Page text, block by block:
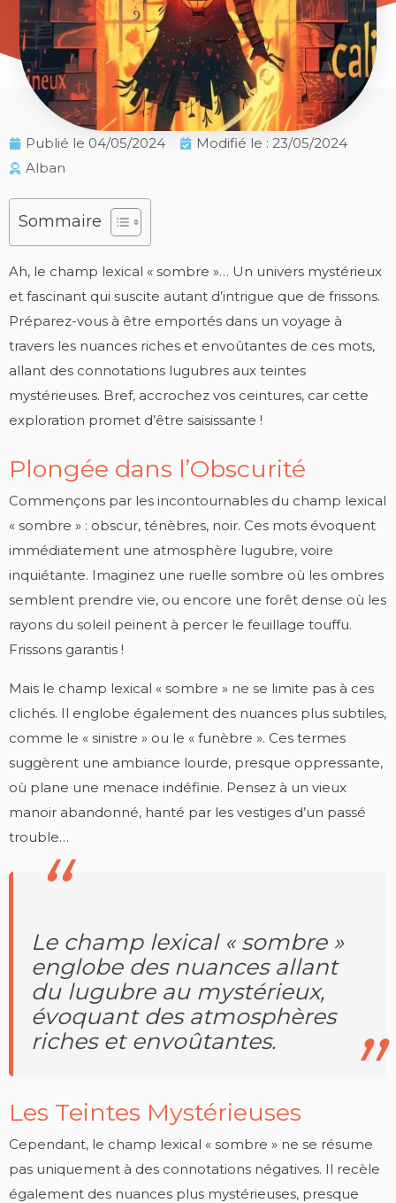
Publié le 04/05/2024
Modifié le : 23/05/2024
Alban
Sommaire
Ah, le champ lexical « sombre »… Un univers mystérieux
et fascinant qui suscite autant d’intrigue que de frissons.
Préparez-vous à être emportés dans un voyage à
travers les nuances riches et envoûtantes de ces mots,
allant des connotations lugubres aux teintes
mystérieuses. Bref, accrochez vos ceintures, car cette
exploration promet d’être saisissante !
Plongée dans l’Obscurité
Commençons par les incontournables du champ lexical
« sombre » : obscur, ténèbres, noir. Ces mots évoquent
immédiatement une atmosphère lugubre, voire
inquiétante. Imaginez une ruelle sombre où les ombres
semblent prendre vie, ou encore une forêt dense où les
rayons du soleil peinent à percer le feuillage touffu.
Frissons garantis !
Mais le champ lexical « sombre » ne se limite pas à ces
clichés. Il englobe également des nuances plus subtiles,
comme le « sinistre » ou le « funèbre ». Ces termes
suggèrent une ambiance lourde, presque oppressante,
où plane une menace indéfinie. Pensez à un vieux
manoir abandonné, hanté par les vestiges d’un passé
trouble…
Le champ lexical « sombre »
englobe des nuances allant
du lugubre au mystérieux,
évoquant des atmosphères
riches et envoûtantes.
Les Teintes Mystérieuses
Cependant, le champ lexical « sombre » ne se résume
pas uniquement à des connotations négatives. Il recèle
également des nuances plus mystérieuses, presque